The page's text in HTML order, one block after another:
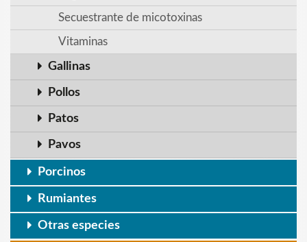
Secuestrante de micotoxinas
Vitaminas
Gallinas
Pollos
Patos
Pavos
Porcinos
Rumiantes
Otras especies